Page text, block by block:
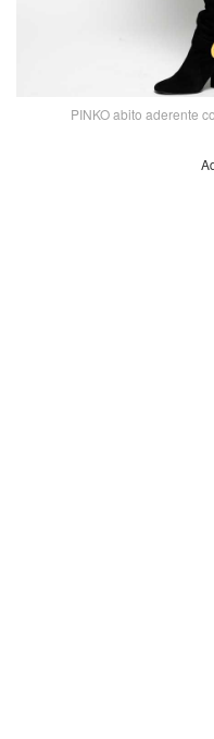
PINKO abito aderente